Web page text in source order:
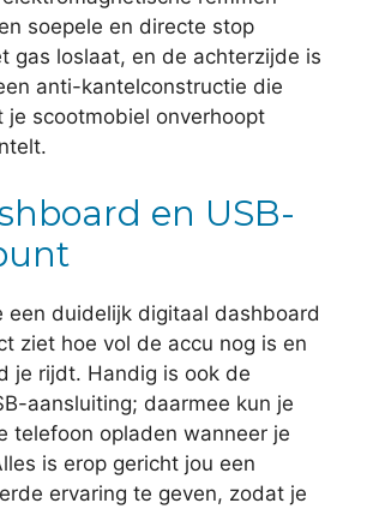
soepele en directe stop
gas loslaat, en de achterzijde is
anti-kantelconstructie die
scootmobiel onverhoopt
en USB-
een duidelijk digitaal dashboard
ziet hoe vol de accu nog is en
je rijdt. Handig is ook de
aansluiting; daarmee kun je
telefoon opladen wanneer je
is erop gericht jou een
ervaring te geven, zodat je